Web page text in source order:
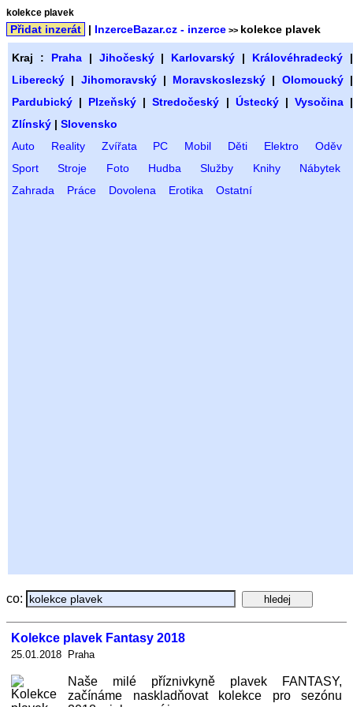
kolekce plavek
Přidat inzerát | InzerceBazar.cz - inzerce >> kolekce plavek
Kraj : Praha| Jihočeský| Karlovarský | Královéhradecký |
Liberecký | Jihomoravský| Moravskoslezský | Olomoucký|
Pardubický | Plzeňský |Stredočeský | Ústecký| Vysočina|
Zlínský | Slovensko
Auto
Reality Zvířata PC Mobil Děti Elektro
Oděv
Sport
Stroje Foto Hudba Služby Knihy
Nábytek
Zahrada
Práce Dovolena Erotika Ostatní
co:
Kolekce plavek Fantasy 2018
25.01.2018 Praha
Naše milé příznivkyně plavek FANTASY,
začínáme naskladňovat kolekce pro sezónu